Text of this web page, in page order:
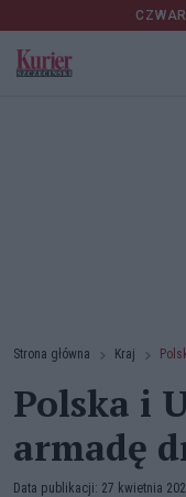
Strona główna Kraj
Polska i
armadę
Data publikacji: 27 kwietnia